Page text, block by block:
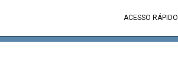
ACESSO RÁPIDO